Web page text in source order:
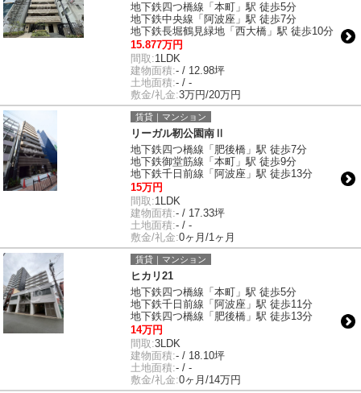
地下鉄四つ橋線「本町」駅 徒歩5分
地下鉄中央線「阿波座」駅 徒歩7分
地下鉄長堀鶴見緑地「西大橋」駅 徒歩10分
15.877万円
間取:1LDK
建物面積:- / 12.98坪
土地面積:- / -
敷金/礼金:3万円/20万円
賃貸｜マンション
リーガル靭公園南Ⅱ
地下鉄四つ橋線「肥後橋」駅 徒歩7分
地下鉄御堂筋線「本町」駅 徒歩9分
地下鉄千日前線「阿波座」駅 徒歩13分
15万円
間取:1LDK
建物面積:- / 17.33坪
土地面積:- / -
敷金/礼金:0ヶ月/1ヶ月
賃貸｜マンション
ヒカリ21
地下鉄四つ橋線「本町」駅 徒歩5分
地下鉄千日前線「阿波座」駅 徒歩11分
地下鉄四つ橋線「肥後橋」駅 徒歩13分
14万円
間取:3LDK
建物面積:- / 18.10坪
土地面積:- / -
敷金/礼金:0ヶ月/14万円